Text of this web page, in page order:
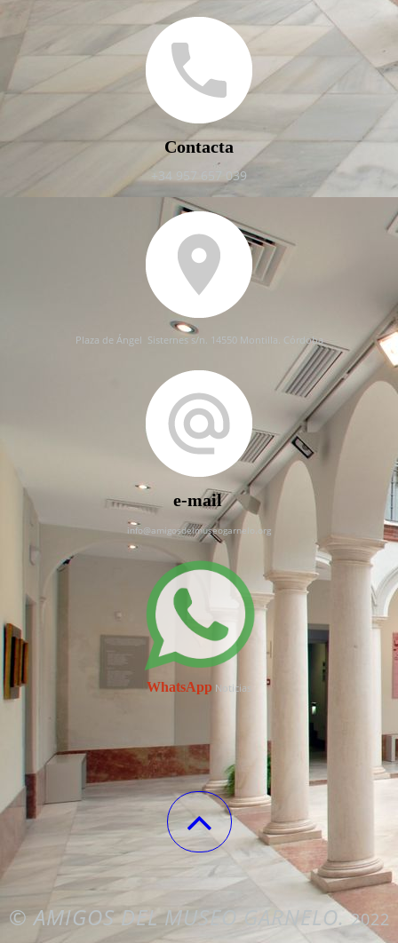
Contacta
+34 957 657 039
Plaza de Ángel Sisternes s/n. 14550 Montilla. Córdoba
e-mail
info@amigosdelmuseogarnelo.org
WhatsApp Noticias
© AMIGOS DEL MUSEO GARNELO.2022